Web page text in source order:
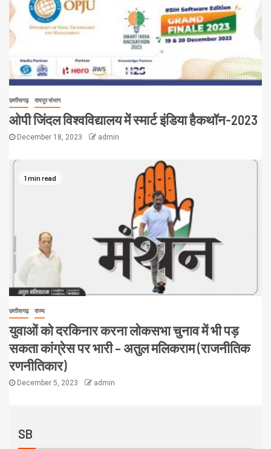
छत्तीसगढ़ रायपुर संभाग
ओपी जिंदल विश्वविद्यालय में स्मार्ट इंडिया हैकथॉन-2023
December 18, 2023 admin
1 min read
छत्तीसगढ़ राज्य
युवाओं को दरकिनार करना लोकसभा चुनाव में भी पड़
सकता कांग्रेस पर भारी – अतुल मलिकराम (राजनीतिक
रणनीतिकार)
December 5, 2023 admin
SB